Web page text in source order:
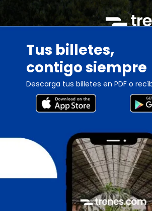
Tus billetes,
contigo siempre
Descarga tus billetes en PDF o